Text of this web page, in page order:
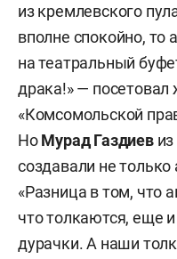
из кремлевского
вполне спокойно, то
на театральный
драка!» — посетовал
«Комсомольской
НоМурад Газдиевиз
создавали не
«Разница в том, что
что толкаются, еще
дурачки. А наши